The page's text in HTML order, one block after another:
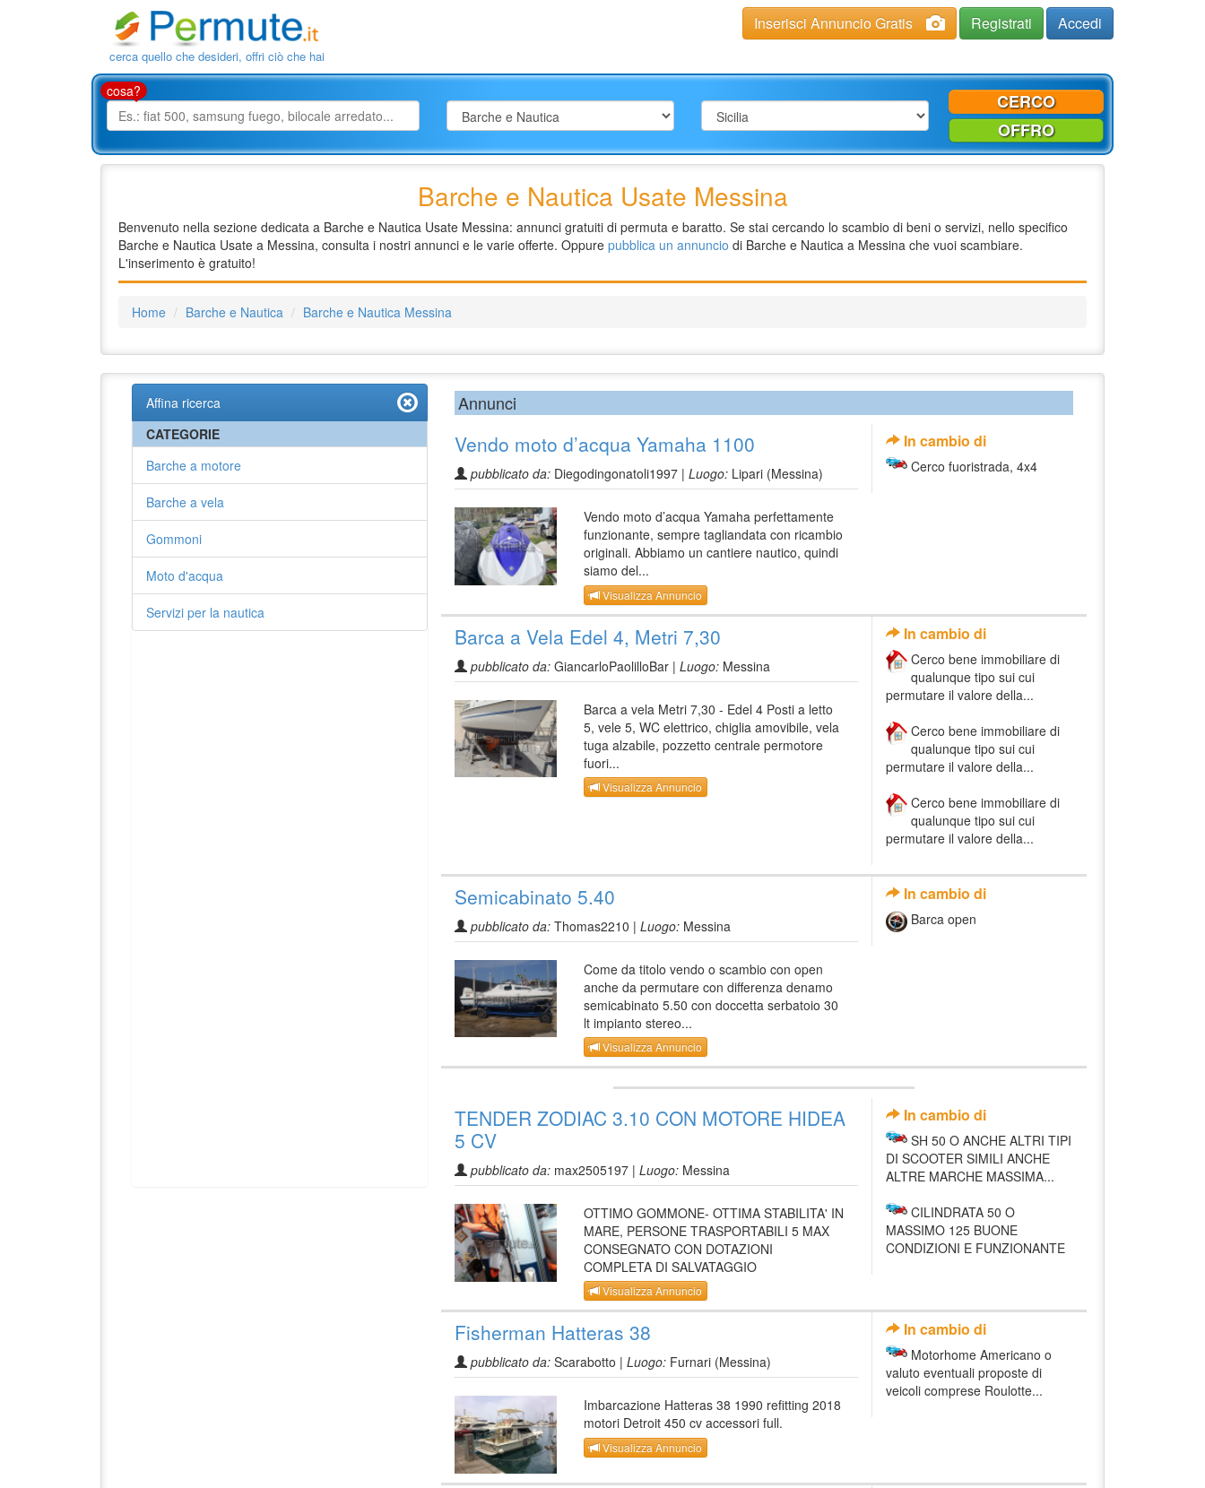
cerca quello che desideri, offri ciò che hai
Inserisci Annuncio Gratis Registrati Accedi
cosa?
CERCO
OFFRO
Barche e Nautica Usate Messina
Benvenuto nella sezione dedicata a Barche e Nautica Usate Messina: annunci gratuiti di permuta e baratto. Se stai cercando lo scambio di beni o servizi, nello specifico
Barche e Nautica Usate a Messina, consulta i nostri annunci e le varie offerte. Oppure pubblica un annuncio di Barche e Nautica a Messina che vuoi scambiare.
L'inserimento è gratuito!
Home Barche e Nautica Barche e Nautica Messina
Affina ricerca
CATEGORIE
Barche a motore
Barche a vela
Gommoni
Moto d'acqua
Servizi per la nautica
Annunci
Vendo moto d’acqua Yamaha 1100
pubblicato da: Diegodingonatoli1997 | Luogo: Lipari (Messina)
Vendo moto d’acqua Yamaha perfettamente
funzionante, sempre tagliandata con ricambio
originali. Abbiamo un cantiere nautico, quindi
siamo del...
Visualizza Annuncio
In cambio di
Cerco fuoristrada, 4x4
Barca a Vela Edel 4, Metri 7,30
pubblicato da: GiancarloPaolilloBar | Luogo: Messina
Barca a vela Metri 7,30 - Edel 4 Posti a letto
5, vele 5, WC elettrico, chiglia amovibile, vela
tuga alzabile, pozzetto centrale permotore
fuori...
Visualizza Annuncio
In cambio di
Cerco bene immobiliare di
qualunque tipo sui cui
permutare il valore della...
Cerco bene immobiliare di
qualunque tipo sui cui
permutare il valore della...
Cerco bene immobiliare di
qualunque tipo sui cui
permutare il valore della...
Semicabinato 5.40
pubblicato da: Thomas2210 | Luogo: Messina
Come da titolo vendo o scambio con open
anche da permutare con differenza denamo
semicabinato 5.50 con doccetta serbatoio 30
lt impianto stereo...
Visualizza Annuncio
In cambio di
Barca open
TENDER ZODIAC 3.10 CON MOTORE HIDEA
5 CV
pubblicato da: max2505197 | Luogo: Messina
OTTIMO GOMMONE- OTTIMA STABILITA' IN
MARE, PERSONE TRASPORTABILI 5 MAX
CONSEGNATO CON DOTAZIONI
COMPLETA DI SALVATAGGIO
Visualizza Annuncio
In cambio di
SH 50 O ANCHE ALTRI TIPI
DI SCOOTER SIMILI ANCHE
ALTRE MARCHE MASSIMA...
CILINDRATA 50 O
MASSIMO 125 BUONE
CONDIZIONI E FUNZIONANTE
Fisherman Hatteras 38
pubblicato da: Scarabotto | Luogo: Furnari (Messina)
Imbarcazione Hatteras 38 1990 refitting 2018
motori Detroit 450 cv accessori full.
Visualizza Annuncio
In cambio di
Motorhome Americano o
valuto eventuali proposte di
veicoli comprese Roulotte...